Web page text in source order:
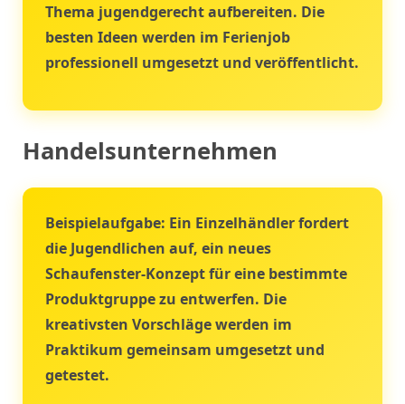
Thema jugendgerecht aufbereiten. Die
besten Ideen werden im Ferienjob
professionell umgesetzt und veröffentlicht.
Handelsunternehmen
Beispielaufgabe: Ein Einzelhändler fordert
die Jugendlichen auf, ein neues
Schaufenster-Konzept für eine bestimmte
Produktgruppe zu entwerfen. Die
kreativsten Vorschläge werden im
Praktikum gemeinsam umgesetzt und
getestet.